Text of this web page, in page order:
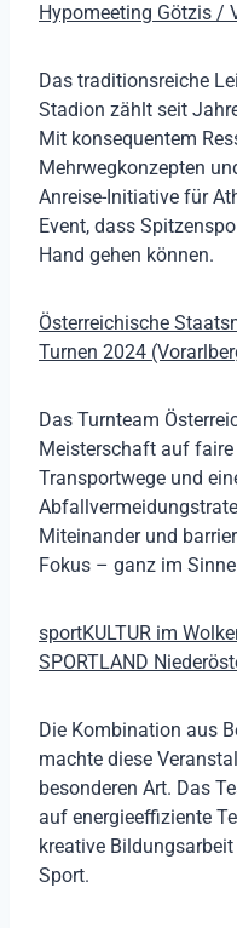
Hypomeeting Götzis /
Das traditionsreiche
Stadion zählt seit
Mit konsequentem
Mehrwegkonzepten
Anreise-Initiative für
Event, dass
Hand gehen können.
Österreichische
Turnen 2024
Das Turnteam
Meisterschaft auf faire
Transportwege und
Miteinander und
Fokus – ganz im
sportKULTUR im
SPORTLAND
Die Kombination aus
machte diese
besonderen Art. Das
auf energieeffiziente
kreative
Sport.